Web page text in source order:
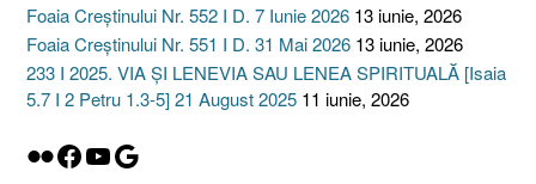
Foaia Creștinului Nr. 552 I D. 7 Iunie 2026 13 iunie, 2026
Foaia Creștinului Nr. 551 I D. 31 Mai 2026 13 iunie, 2026
233 I 2025. VIA ȘI LENEVIA SAU LENEA SPIRITUALĂ [Isaia
5.7 I 2 Petru 1.3-5] 21 August 2025 11 iunie, 2026
Flickr
Facebook
YouTube
Google